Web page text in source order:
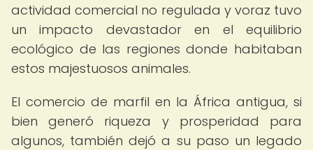
actividad comercial no regulada y voraz tuvo
un impacto devastador en el equilibrio
ecológico de las regiones donde habitaban
estos majestuosos animales.
El comercio de marfil en la África antigua, si
bien generó riqueza y prosperidad para
algunos, también dejó a su paso un legado